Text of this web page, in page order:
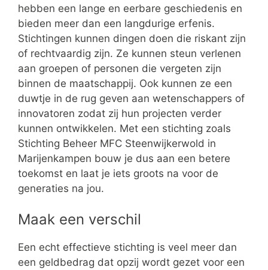
hebben een lange en eerbare geschiedenis en
bieden meer dan een langdurige erfenis.
Stichtingen kunnen dingen doen die riskant zijn
of rechtvaardig zijn. Ze kunnen steun verlenen
aan groepen of personen die vergeten zijn
binnen de maatschappij. Ook kunnen ze een
duwtje in de rug geven aan wetenschappers of
innovatoren zodat zij hun projecten verder
kunnen ontwikkelen. Met een stichting zoals
Stichting Beheer MFC Steenwijkerwold in
Marijenkampen bouw je dus aan een betere
toekomst en laat je iets groots na voor de
generaties na jou.
Maak een verschil
Een echt effectieve stichting is veel meer dan
een geldbedrag dat opzij wordt gezet voor een